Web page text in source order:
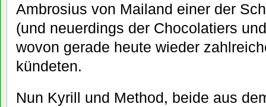
Ambrosius von Mailand einer der
(und neuerdings der Chocolatiers
wovon gerade heute wieder
kündeten.
Nun Kyrill und Method, beide aus